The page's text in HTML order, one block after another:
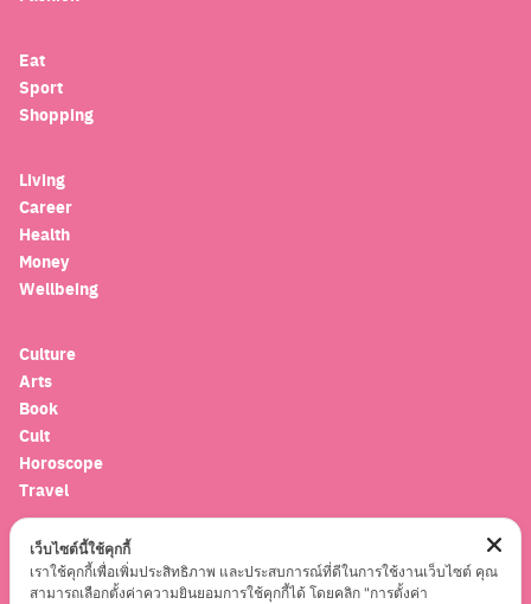
Search
for:
Eat
Sport
Shopping
Living
Career
Health
Money
Wellbeing
Culture
Arts
Book
Cult
Horoscope
Travel
Entertainment
Celebrity
เว็บไซต์นี้ใช้คุกกี้
เราใช้คุกกี้เพื่อเพิ่มประสิทธิภาพ และประสบการณ์ที่ดีในการใช้งานเว็บไซต์ คุณ
สามารถเลือกตั้งค่าความยินยอมการใช้คุกกี้ได้ โดยคลิก "การตั้งค่า